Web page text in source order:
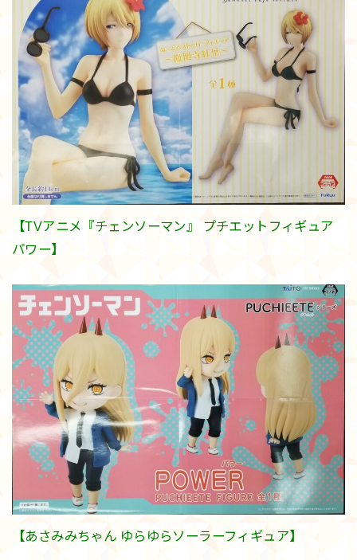
【TVアニメ『チェンソーマン』 プチエットフィギュア
パワー】
【あさみみちゃん ゆらゆらソーラーフィギュア】